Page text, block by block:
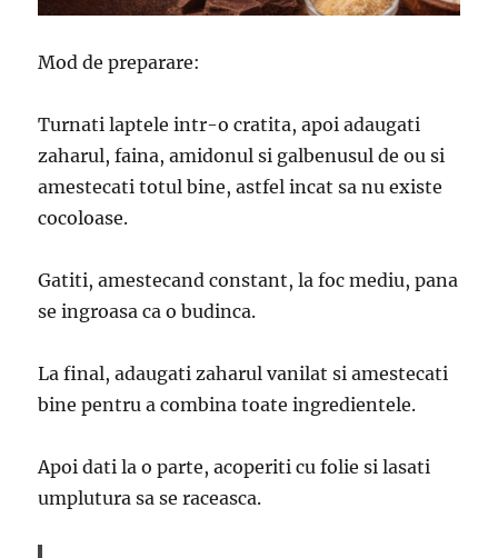
Mod de preparare:
Turnati laptele intr-o cratita, apoi adaugati
zaharul, faina, amidonul si galbenusul de ou si
amestecati totul bine, astfel incat sa nu existe
cocoloase.
Gatiti, amestecand constant, la foc mediu, pana
se ingroasa ca o budinca.
La final, adaugati zaharul vanilat si amestecati
bine pentru a combina toate ingredientele.
Apoi dati la o parte, acoperiti cu folie si lasati
umplutura sa se raceasca.